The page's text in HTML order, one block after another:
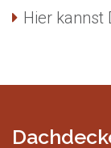
Hier kannst